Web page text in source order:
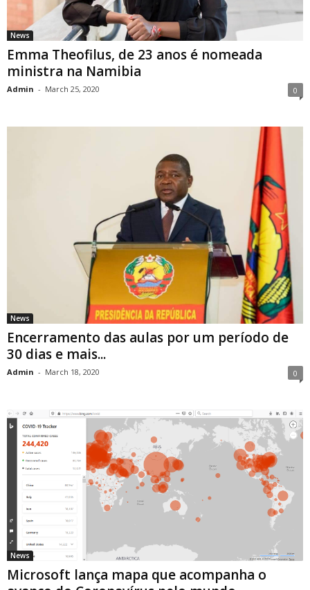
News
Emma Theofilus, de 23 anos é nomeada
ministra na Namibia
Admin - March 25, 2020 0
News
Encerramento das aulas por um período de
30 dias e mais...
Admin - March 18, 2020 0
News
Microsoft lança mapa que acompanha o